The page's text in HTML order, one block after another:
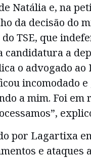
Natália e, na
da decisão do
TSE, que
candidatura a
o advogado ao
incomodado
a mim. Foi em
por Lagartixa
e ataques